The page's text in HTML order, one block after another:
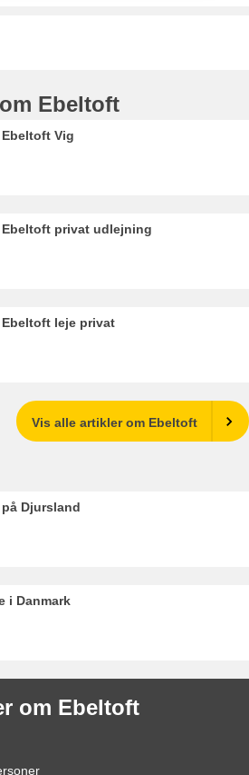
Ebeltoft
Vig
Ebeltoft privat udlejning
Ebeltoft leje privat
Vis alle artikler om Ebeltoft
Djursland
i Danmark
om Ebeltoft